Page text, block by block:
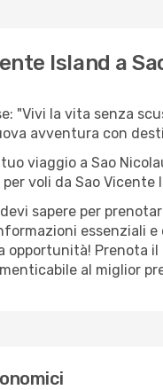
Island a
"Vivi la vita senza
avventura con
viaggio a Sao
voli da Sao Vicente
sapere per
essenziali
opportunità! Prenota
al miglior